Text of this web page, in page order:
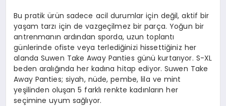
Bu pratik ürün sadece acil durumlar için değil, aktif bir
yaşam tarzı için de vazgeçilmez bir parça. Yoğun bir
antrenmanın ardından sporda, uzun toplantı
günlerinde ofiste veya terlediğinizi hissettiğiniz her
alanda Suwen Take Away Panties günü kurtarıyor. S-XL
beden aralığında her kadına hitap ediyor. Suwen Take
Away Panties; siyah, nüde, pembe, lila ve mint
yeşilinden oluşan 5 farklı renkte kadınların her
seçimine uyum sağlıyor.